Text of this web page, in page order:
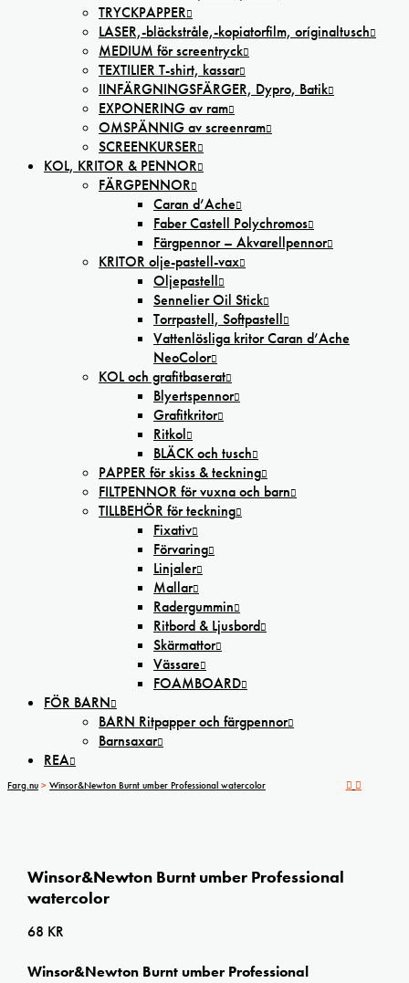
TRYCKPAPPER
LASER,-bläckstråle,-kopiatorfilm, oríginaltusch
MEDIUM för screentryck
TEXTILIER T-shirt, kassar
IINFÄRGNINGSFÄRGER, Dypro, Batik
EXPONERING av ram
OMSPÄNNIG av screenram
SCREENKURSER
KOL, KRITOR & PENNOR
FÄRGPENNOR
Caran d’Ache
Faber Castell Polychromos
Färgpennor – Akvarellpennor
KRITOR olje-pastell-vax
Oljepastell
Sennelier Oil Stick
Torrpastell, Softpastell
Vattenlösliga kritor Caran d’Ache
NeoColor
KOL och grafitbaserat
Blyertspennor
Grafitkritor
Ritkol
BLÄCK och tusch
PAPPER för skiss & teckning
FILTPENNOR för vuxna och barn
TILLBEHÖR för teckning
Fixativ
Förvaring
Linjaler
Mallar
Radergummin
Ritbord & Ljusbord
Skärmattor
Vässare
FOAMBOARD
FÖR BARN
BARN Ritpapper och färgpennor
Barnsaxar
REA
Farg.nu > Winsor&Newton Burnt umber Professional watercolor
Winsor&Newton Burnt umber Professional
watercolor
68 KR
Winsor&Newton Burnt umber Professional